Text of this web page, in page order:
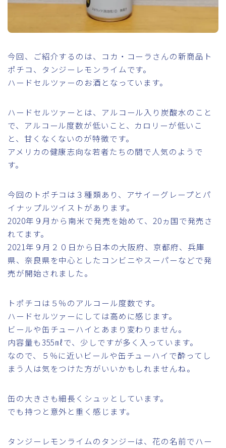
今回、ご紹介するのは、コカ・コーラさんの新商品ト
ポチコ、タンジーレモンライムです。
ハードセルツァーのお酒となっています。
ハードセルツァーとは、アルコール入り炭酸水のこと
で、アルコール度数が低いこと、カロリーが低いこ
と、甘くなくないのが特徴です。
アメリカの健康志向な若者たちの間で人気のようで
す。
今回のトポチコは３種類あり、アサイーグレープとパ
イナップルツイストがあります。
2020年９月から南米で発売を始めて、20ヵ国で発売さ
れてます。
2021年９月２０日から日本の大阪府、京都府、兵庫
県、奈良県を中心としたコンビニやスーパーなどで発
売が開始されました。
トポチコは５％のアルコール度数です。
ハードセルツァーにしては高めに感じます。
ビールや缶チューハイとあまり変わりません。
内容量も355㎖で、少しですが多く入っています。
なので、５％に近いビールや缶チューハイで酔ってし
まう人は気をつけた方がいいかもしれませんね。
缶の大きさも細長くシュッとしています。
でも持つと意外と重く感じます。
タンジーレモンライムのタンジーは、花の名前でハー